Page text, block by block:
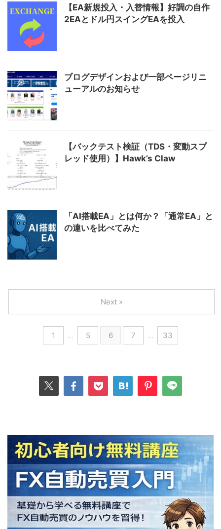
【EA新規投入・入替情報】好調の自作
2EAとドル円スイングEAを投入
ブログデザインおよび一部ページリニ
ューアルのお知らせ
【バックテスト検証（TDS・変動スプ
レッド使用）】Hawk’s Claw
「AI搭載EA」とは何か？「通常EA」と
の違いを比べてみた
1 … 5 6 7 … 33
Next »